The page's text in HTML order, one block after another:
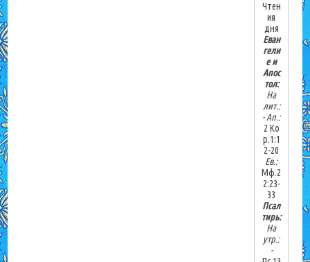
Чтен
ия
дня
Еван
гели
е и
Апос
тол:
На
лит.:
-Ап.:
2 Ко
р.1:1
2-20
Ев.:
Мф.2
2:23-
33
Псал
тирь:
На
утр.:
-